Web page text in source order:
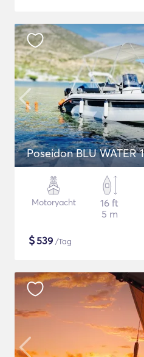
Poseidon BLU WATER
Motoryacht
16 ft
5 m
$539 /Tag